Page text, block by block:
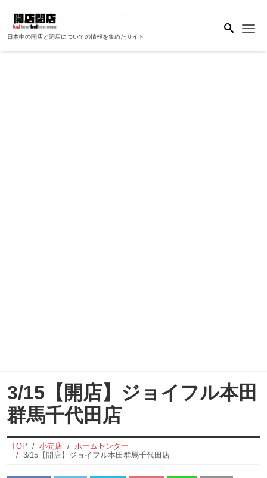
日本中の開店と閉店についての情報を集めたサイト
3/15【開店】ジョイフル本田
群馬千代田店
TOP 小売店
ホームセンター
3/15【開店】ジョイフル本田群馬千代田店